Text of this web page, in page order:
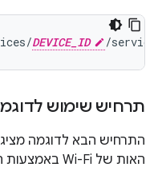
DEVICE_ID /
תרחיש שימוש
האות של Wi-Fi באמצעות הפעלת